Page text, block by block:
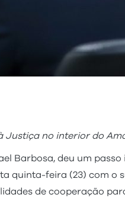
Justiça no interior do
Barbosa, deu um
quinta-feira (23) com o
de cooperação